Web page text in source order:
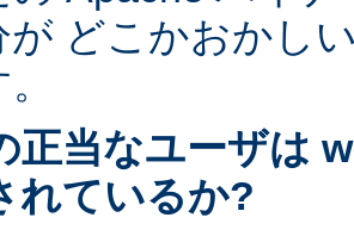
が どこかおかし
正当なユーザは
れているか?